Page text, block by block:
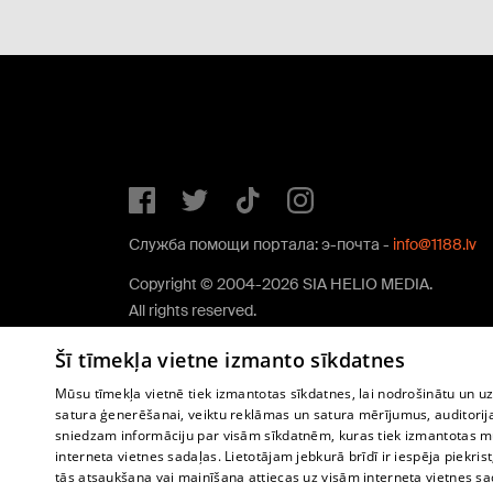
Служба помощи портала: э-почта - info@1188.lv
Copyright © 2004-2026 SIA HELIO MEDIA.
All rights reserved.
Šī tīmekļa vietne izmanto sīkdatnes
Mūsu tīmekļa vietnē tiek izmantotas sīkdatnes, lai nodrošinātu un
satura ģenerēšanai, veiktu reklāmas un satura mērījumus,
sniedzam informāciju par visām sīkdatnēm, kuras tiek izmantotas
interneta vietnes sadaļas. Lietotājam jebkurā brīdī ir iespēja
tās atsaukšana vai mainīšana attiecas uz visām interneta vietnes